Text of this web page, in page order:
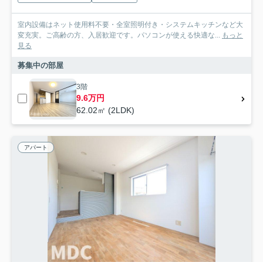
室内設備はネット使用料不要・全室照明付き・システムキッチンなど大
変充実。ご高齢の方、入居歓迎です。パソコンが使える快適な...
もっと
見る
募集中の部屋
3階
9.6万円
62.02㎡ (2LDK)
アパート